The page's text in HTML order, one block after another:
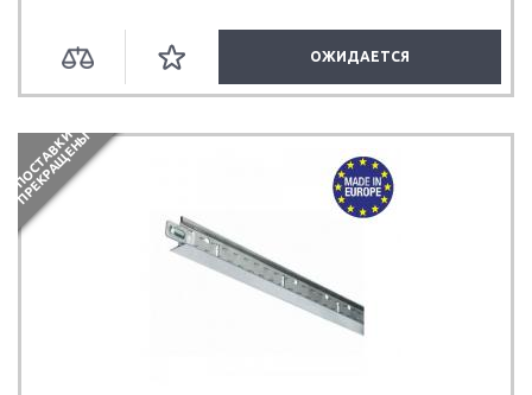
ОЖИДАЕТСЯ
П
О
С
Т
А
В
К
И
П
Р
Е
К
Р
А
Щ
Е
Н
Ы